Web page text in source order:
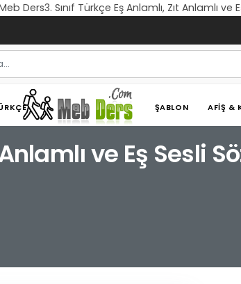
Ders3. Sınıf Türkçe Eş Anlamlı, Zıt Anlamlı
ŞABLON AFIŞ &
ve Eş Sesli